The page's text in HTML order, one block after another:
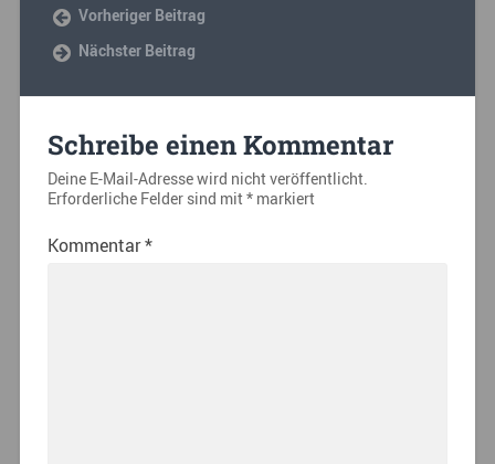
Vorheriger Beitrag
Nächster Beitrag
Schreibe einen Kommentar
Deine E-Mail-Adresse wird nicht veröffentlicht.
Erforderliche Felder sind mit*markiert
Kommentar*